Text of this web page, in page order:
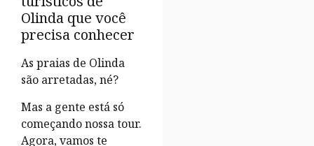
Olinda que você
precisa conhecer
As praias de Olinda
são arretadas, né?
Mas a gente está só
começando nossa tour.
Agora, vamos te